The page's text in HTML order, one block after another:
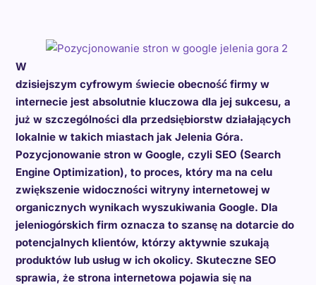
W
dzisiejszym cyfrowym świecie obecność firmy w
internecie jest absolutnie kluczowa dla jej sukcesu, a
już w szczególności dla przedsiębiorstw działających
lokalnie w takich miastach jak Jelenia Góra.
Pozycjonowanie stron w Google, czyli SEO (Search
Engine Optimization), to proces, który ma na celu
zwiększenie widoczności witryny internetowej w
organicznych wynikach wyszukiwania Google. Dla
jeleniogórskich firm oznacza to szansę na dotarcie do
potencjalnych klientów, którzy aktywnie szukają
produktów lub usług w ich okolicy. Skuteczne SEO
sprawia, że strona internetowa pojawia się na